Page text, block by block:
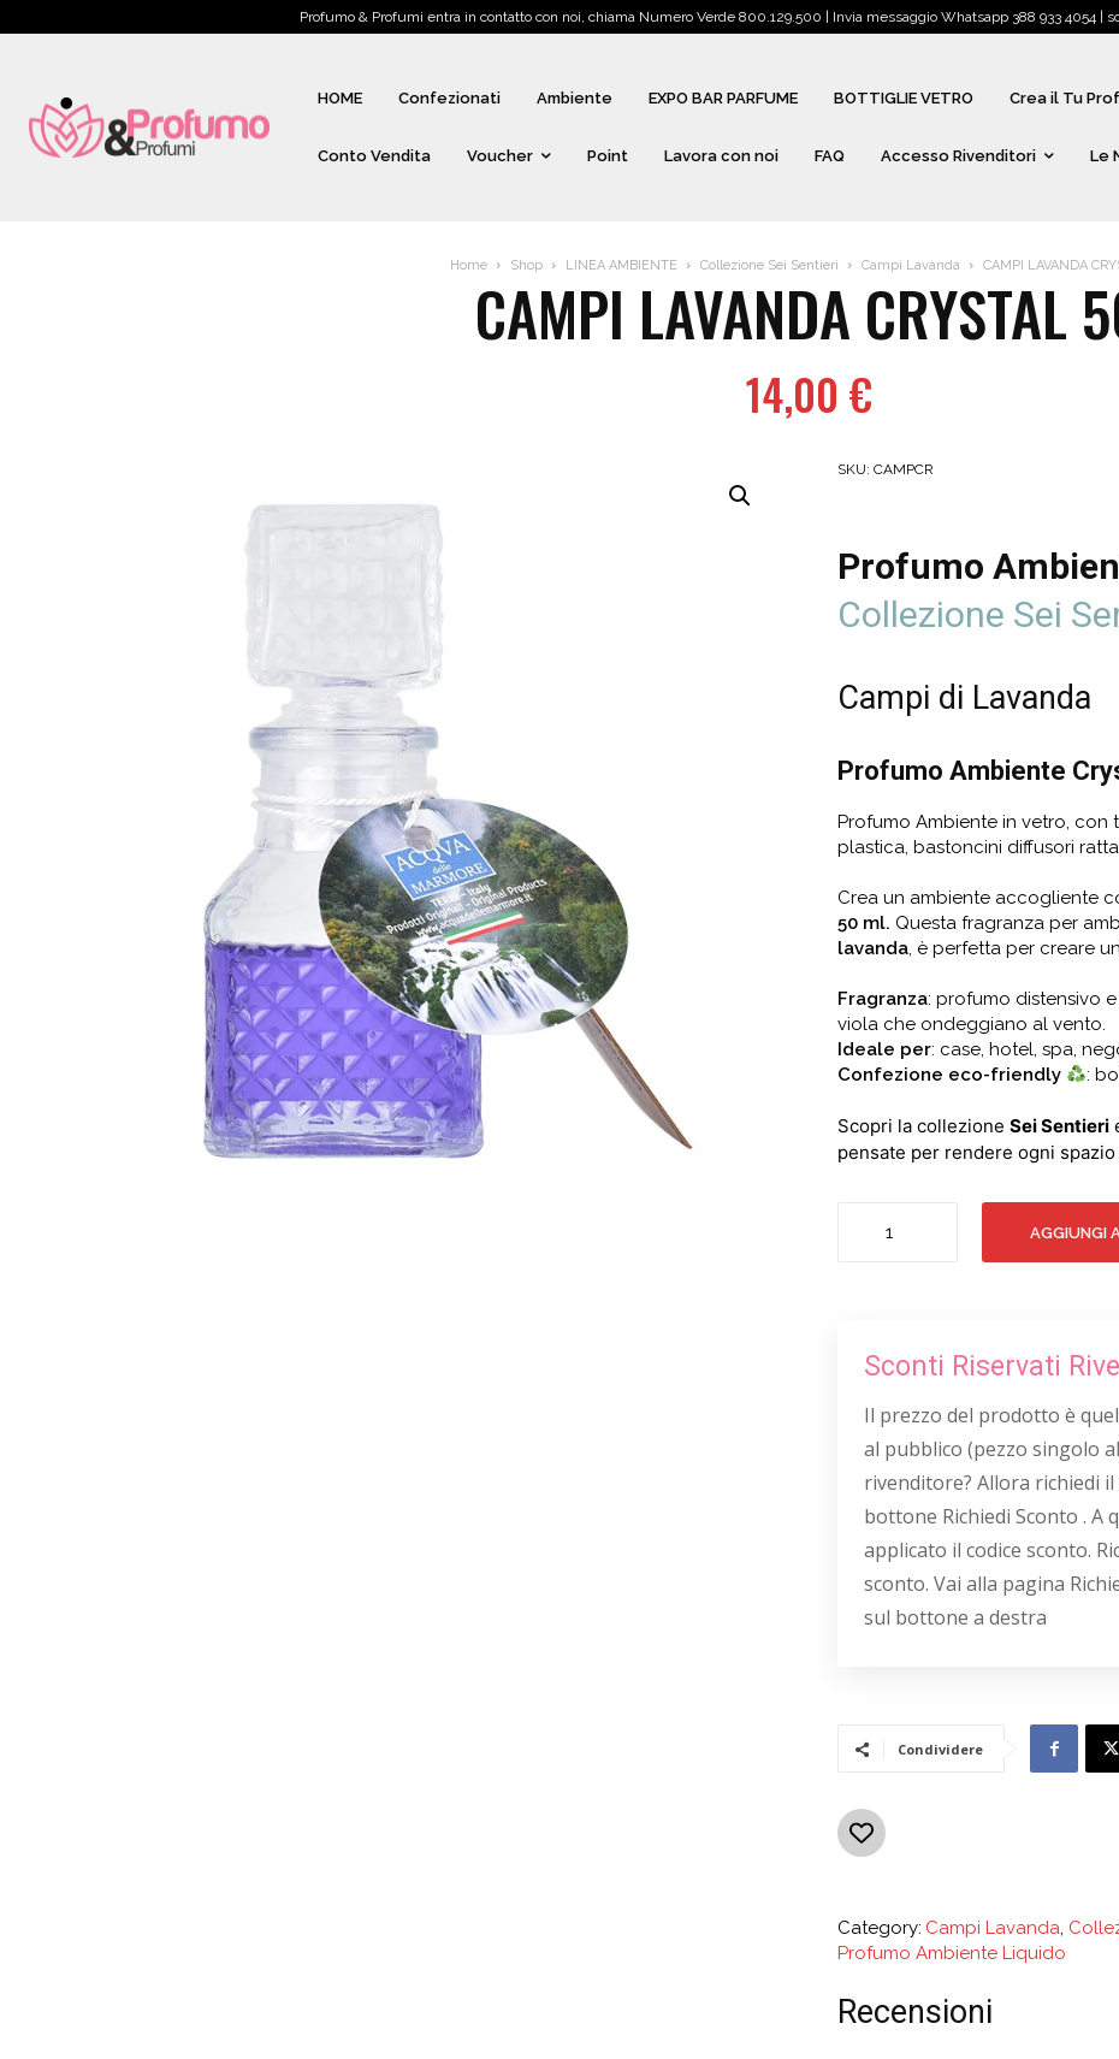
Profumo & Profumi entra in contatto con noi, chiama Numero Verde 800.129.500 | Invia messaggio Whatsapp 388 933 4054 |
HOME Confezionati Ambiente EXPO BAR PARFUME BOTTIGLIE VETRO Crea il Tu
Conto Vendita Voucher Point Lavora con noi FAQ Accesso Rivenditori Le
Home Shop LINEA AMBIENTE Collezione Sei Sentieri Campi Lavanda CAMPI LAVANDA
CAMPI LAVANDA CRYSTAL
14,00 €
SKU: CAMPCR
Profumo
Collezione Sei
Campi di Lavanda
Profumo Ambiente
Profumo Ambiente in vetro, con
plastica, bastoncini diffusori
Crea un ambiente accogliente
50 ml. Questa fragranza per
lavanda, è perfetta per creare
Fragranza: profumo distensivo
viola che ondeggiano al vento.
Ideale per: case, hotel, spa,
Confezione eco-friendly
:
Scopri la collezione Sei Sentieri
pensate per rendere ogni
LAVANDA
AGGIUNGI
Sconti Riservati
Il prezzo del prodotto è
al pubblico (pezzo singolo
rivenditore? Allora richiedi il
bottone Richiedi Sconto . A
applicato il codice sconto.
sconto. Vai alla pagina
sul bottone a destra
Condividere
Category: Campi Lavanda,
Profumo Ambiente Liquido
Recensioni